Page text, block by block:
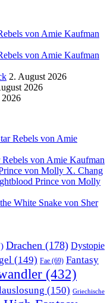
von Amie Kaufman
von Amie Kaufman
2. August 2026
2026
2026
Rebels von Amie
von Amie Kaufman
von Molly X. Chang
Prince von Molly
White Snake von Sher
Drachen (178) Dystopie
(149) Fae (69) Fantasy
(432)
(150) Griechische